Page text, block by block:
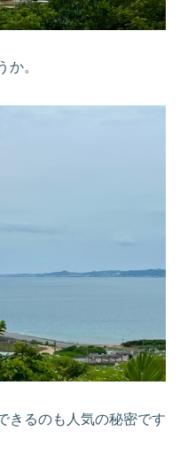
か。
きるのも人気の秘密です